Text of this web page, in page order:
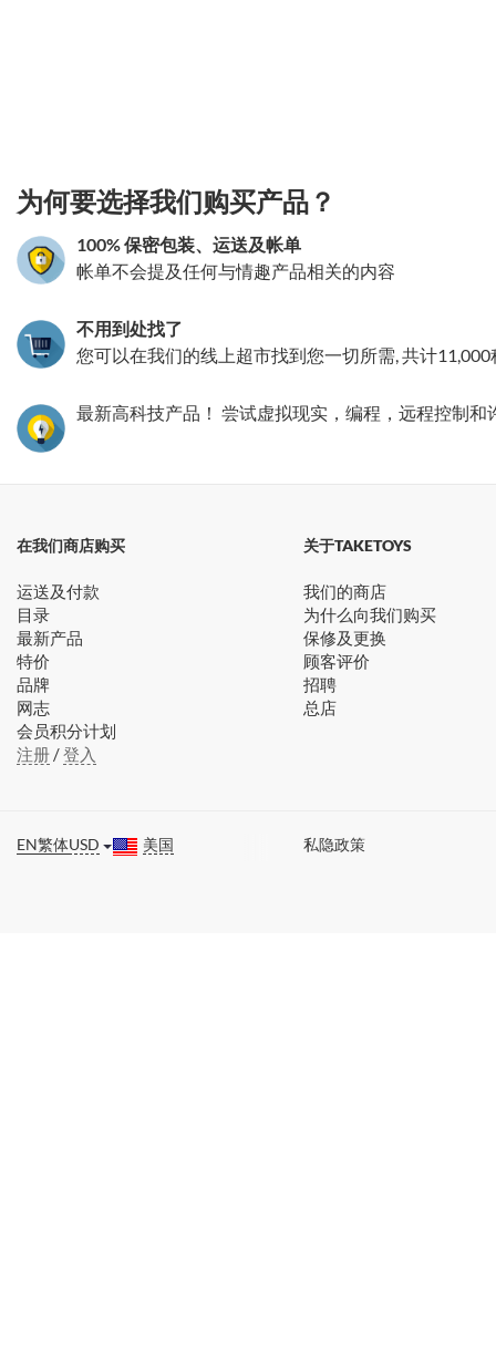
为何要选择我们购买产品？
100% 保密包装、运送及帐单
帐单不会提及任何与情趣产品相关的内容
不用到处找了
您可以在我们的线上超市找到您一切所需, 共计11,000
最新高科技产品！ 尝试虚拟现实，编程，远程控制
在我们商店购买
运送及付款
目录
最新产品
特价
品牌
网志
会员积分计划
注册/登入
关于TAKETOYS
我们的商店
为什么向我们购买
保修及更换
顾客评价
招聘
总店
EN繁体USD 美国 私隐政策